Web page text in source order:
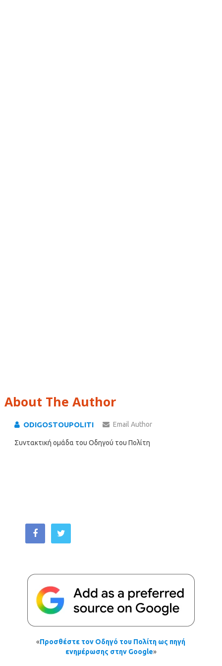
About The Author
ODIGOSTOUPOLITI Email Author
Συντακτική ομάδα του Οδηγού του Πολίτη
«Προσθέστε τον Οδηγό του Πολίτη ως πηγή
ενημέρωσης στην Google»